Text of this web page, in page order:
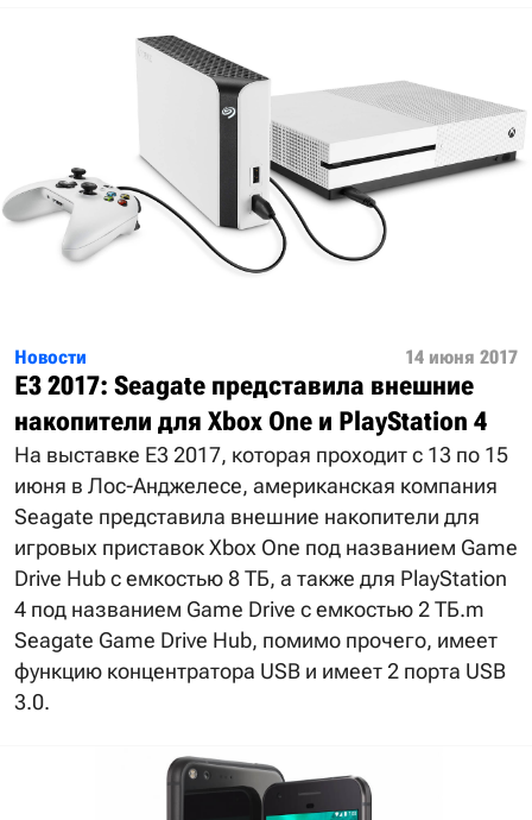
Новости 14 июня 2017
E3 2017: Seagate представила внешние
накопители для Xbox One и PlayStation 4
На выставке E3 2017, которая проходит с 13 по 15
июня в Лос-Анджелесе, американская компания
Seagate представила внешние накопители для
игровых приставок Xbox One под названием Game
Drive Hub с емкостью 8 ТБ, а также для PlayStation
4 под названием Game Drive с емкостью 2 ТБ.m
Seagate Game Drive Hub, помимо прочего, имеет
функцию концентратора USB и имеет 2 порта USB
3.0.